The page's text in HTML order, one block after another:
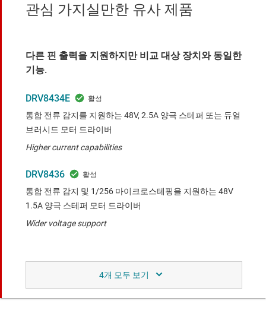
관심 가지실만한 유사 제품
다른 핀 출력을 지원하지만 비교 대상 장치와 동일한
기능.
DRV8434E
통합 전류 감지를 지원하는 48V, 2.5A 양극 스테퍼 또는 듀얼
브러시드 모터 드라이버
Higher current capabilities
DRV8436
통합 전류 감지 및 1/256 마이크로스테핑을 지원하는 48V
1.5A 양극 스테퍼 모터 드라이버
Wider voltage support